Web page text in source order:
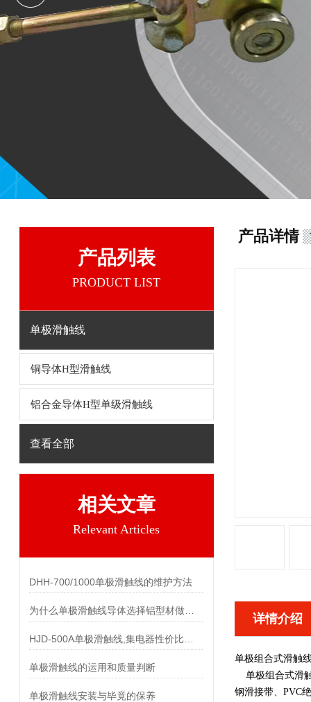
产品列表
PRODUCT LIST
单极滑触线
铜导体H型滑触线
铝合金导体H型单级滑触线
查看全部
相关文章
Relevant Articles
DHH-700/1000单极滑触线的维护方法
单极滑触线的运用和质量判断
单极滑触线安装与毕竟的保养
产品详情
详情介绍
单极组合式滑触
单极组合式滑触
钢滑接带、PVC